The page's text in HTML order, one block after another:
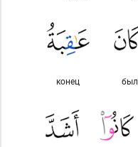
был
конец